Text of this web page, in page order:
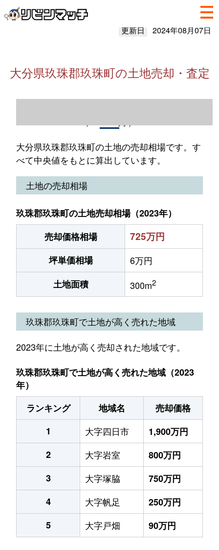
更新日 2024年08月07日
大分県玖珠郡玖珠町の土地売却・査定
大分県玖珠郡玖珠町の土地の売却相場です。す
べて中央値をもとに算出しています。
土地の売却相場
玖珠郡玖珠町の土地売却相場（2023年）
売却価格相場
725万円
坪単価相場
6万円
土地面積
300m2
玖珠郡玖珠町で土地が高く売れた地域
2023年に土地が高く売却された地域です。
玖珠郡玖珠町で土地が高く売れた地域（2023
年）
ランキング
地域名
売却価格
1
大字四日市
1,900万円
2
大字岩室
800万円
3
大字塚脇
750万円
4
大字帆足
250万円
5
大字戸畑 90万円